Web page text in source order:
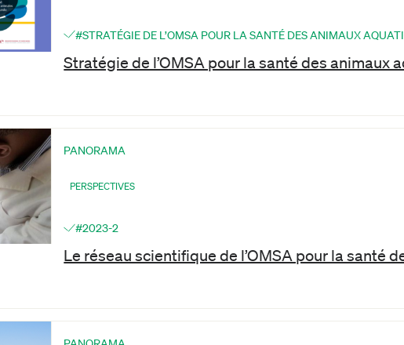
#STRATÉGIE DE L’OMSA POUR LA SANTÉ DES ANIMAUX
Stratégie de l’OMSA pour la santé des animaux
PANORAMA
PERSPECTIVES
#2023-2
Le réseau scientifique de l’OMSA pour la santé